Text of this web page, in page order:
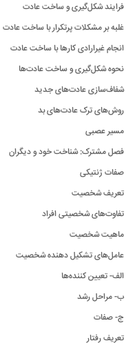
فرایند شکل‌گیری و ساخت عادت
غلبه بر مشکلات پرتکرار با ساخت عادت
انجام غیرارادی کارها با ساخت عادت
نحوه شکل‌گیری و ساخت عادت‌ها
شفاف‌سازی عادت‌های جدید
‌روش‌های ترک عادت‌های بد
مسیر عصبی
فصل مشترک: شناخت خود و دیگران
صفات ژنتیکی
تعریف شخصیت
تفاوت‌های شخصیتی افراد
ماهیت شخصیت
عامل‌های تشکیل دهنده شخصیت
الف- تعیین کننده‌ها
ب- مراحل رشد
ج- صفات
تعریف رفتار